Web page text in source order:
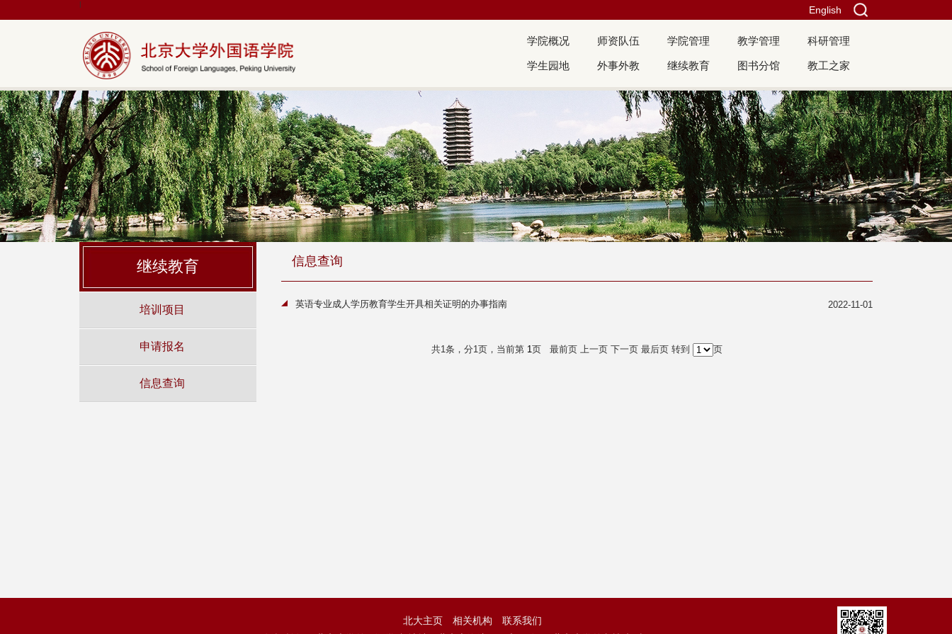
English
|
学院概况 师资队伍 学院管理 教学管理 科研管理
学生园地 外事外教 继续教育 图书分馆 教工之家
继续教育
培训项目
申请报名
信息查询
信息查询
英语专业成人学历教育学生开具相关证明的办事指南 2022-11-01
共1条，分1页，当前第 1页 最前页 上一页 下一页 最后页 转到 页
北大主页 相关机构
联系我们